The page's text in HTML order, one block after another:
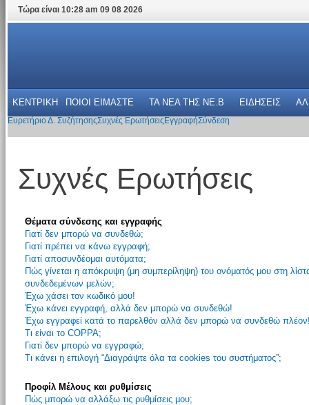
Τώρα είναι 10:28 am 09 08 2026
ΚΕΝΤΡΙΚΗ ΠΟΙΟΙ ΕΙΜΑΣΤΕ ΤΑ ΝΕΑ THΣ NE.B ΕΙΔΗΣΕΙΣ
Ευρετήριο Δ. ΣυζήτησηςΣυχνές Ερωτήσεις ΕγγραφήΣύνδεση
Συχνές Ερωτήσεις
Θέματα σύνδεσης και εγγραφής
Γιατί δεν μπορώ να συνδεθώ;
Γιατί πρέπει να κάνω εγγραφή;
Γιατί αποσυνδέομαι αυτόματα;
Πώς γίνεται η απόκρυψη (μη συμπερίληψη) του ονόματός μου στη
συνδεδεμένων μελών;
Έχω χάσει τον κωδικό μου!
Έχω κάνει εγγραφή, αλλά δεν μπορώ να συνδεθώ!
Έχω εγγραφεί κατά το παρελθόν αλλά δεν μπορώ να συνδεθώ
Τι είναι το COPPA;
Γιατί δεν μπορώ να εγγραφώ;
Τι κάνει η επιλογή “Διαγράψτε όλα τα cookies του συστήματος”;
Προφίλ Μέλους και ρυθμίσεις
Πώς μπορώ να αλλάξω τις ρυθμίσεις μου;